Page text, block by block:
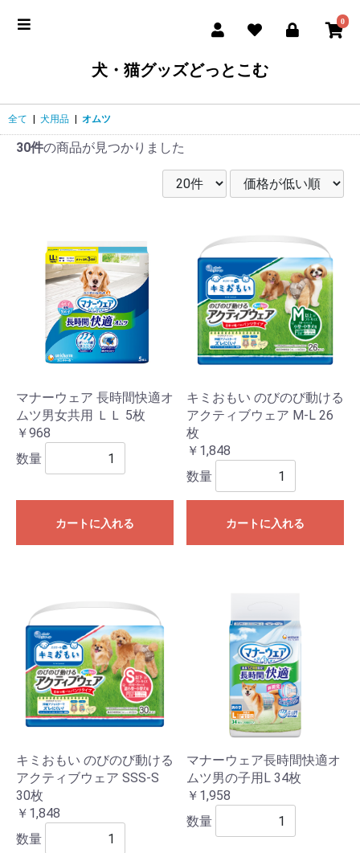
0
犬・猫グッズどっとこむ
全て 犬用品 オムツ
30件の商品が見つかりました
マナーウェア 長時間快適オ
ムツ男女共用 ＬＬ 5枚
￥968
数量
カートに入れる
キミおもい のびのび動ける
アクティブウェア M-L 26
枚
￥1,848
数量
カートに入れる
キミおもい のびのび動ける
アクティブウェア SSS-S
30枚
￥1,848
数量
マナーウェア長時間快適オ
ムツ男の子用L 34枚
￥1,958
数量